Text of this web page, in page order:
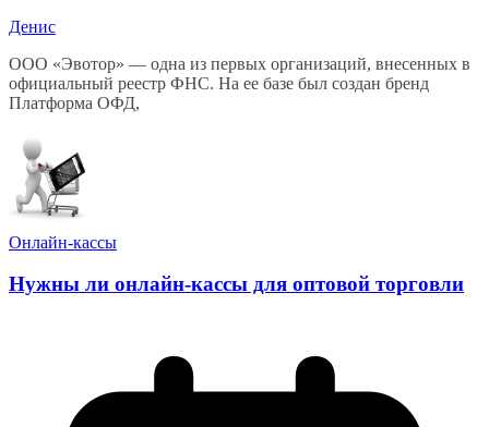
Денис
ООО «Эвотор» — одна из первых организаций, внесенных в
официальный реестр ФНС. На ее базе был создан бренд
Платформа ОФД,
Онлайн-кассы
Нужны ли онлайн-кассы для оптовой торговли